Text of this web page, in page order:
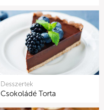
Desszertek
Csokoládé Torta